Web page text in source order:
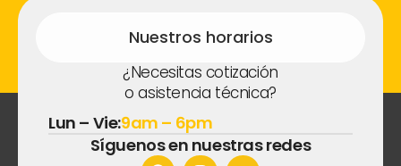
s.
Nuestros horarios
¿Necesitas cotización
o asistencia técnica?
Lun – Vie:9am – 6pm
Síguenos en nuestras redes